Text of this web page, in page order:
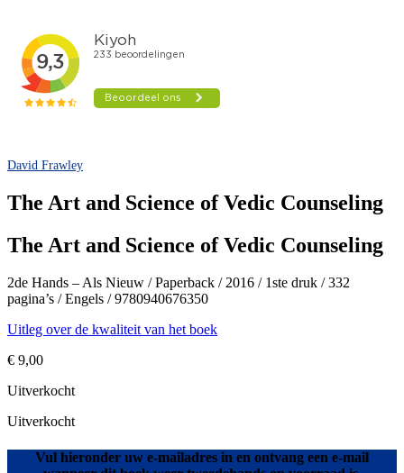
David Frawley
The Art and Science of Vedic Counseling
The Art and Science of Vedic Counseling
2de Hands – Als Nieuw / Paperback / 2016 / 1ste druk / 332
pagina’s / Engels / 9780940676350
Uitleg over de kwaliteit van het boek
€ 9,00
Uitverkocht
Uitverkocht
Vul hieronder uw e-mailadres in en ontvang een e-mail